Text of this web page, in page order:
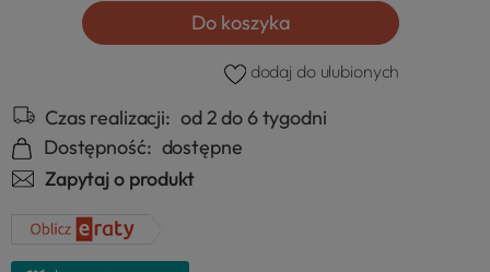
Do koszyka
dodaj do ulubionych
Czas realizacji: od 2 do 6 tygodni
Dostępność: dostępne
Zapytaj o produkt